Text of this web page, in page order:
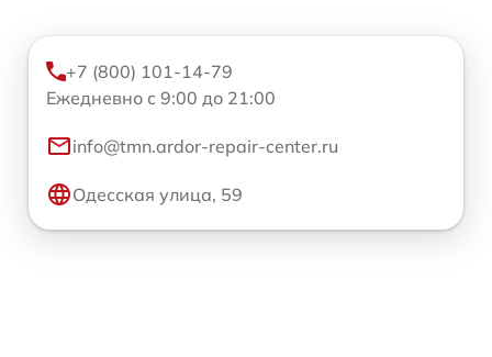
+7 (800) 101-14-79
Ежедневно с 9:00 до 21:00
info@tmn.ardor-repair-center.ru
Одесская улица, 59